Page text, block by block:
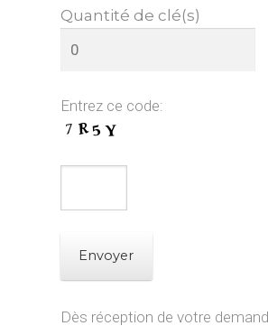
Quantité de clé(s)
Entrez ce code:
A
Dès réception de votre